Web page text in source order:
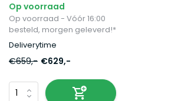
Op voorraad
Op voorraad - Vóór 16:00
besteld, morgen geleverd!*
Deliverytime
€659,- €629,-